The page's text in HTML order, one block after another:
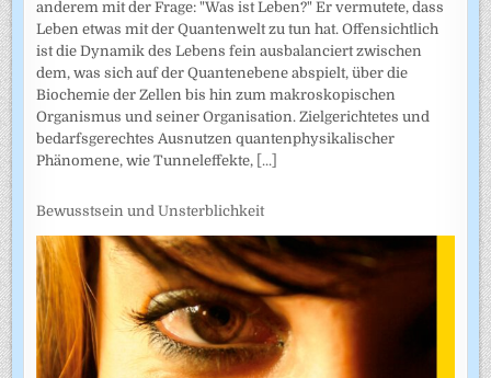
anderem mit der Frage: "Was ist Leben?" Er vermutete, dass
Leben etwas mit der Quantenwelt zu tun hat. Offensichtlich
ist die Dynamik des Lebens fein ausbalanciert zwischen
dem, was sich auf der Quantenebene abspielt, über die
Biochemie der Zellen bis hin zum makroskopischen
Organismus und seiner Organisation. Zielgerichtetes und
bedarfsgerechtes Ausnutzen quantenphysikalischer
Phänomene, wie Tunneleffekte, [...]
Bewusstsein und Unsterblichkeit